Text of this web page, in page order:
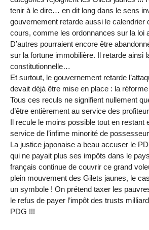
tenir à le dire… en dit long dans le sens
gouvernement retarde aussi le calendrier
cours, comme les ordonnances sur la loi
D’autres pourraient encore être
sur la fortune immobilière. Il retarde ainsi
constitutionnelle…
Et surtout, le gouvernement retarde
devait déjà être mise en place : la
Tous ces reculs ne signifient nullement
d’être entièrement au service des
Il recule le moins possible tout en restant
service de l’infime minorité de
La justice japonaise a beau accuser le
qui ne payait plus ses impôts dans le
français continue de couvrir ce grand
plein mouvement des Gilets jaunes, le
un symbole ! On prétend taxer les
le refus de payer l’impôt des trusts
PDG !!!